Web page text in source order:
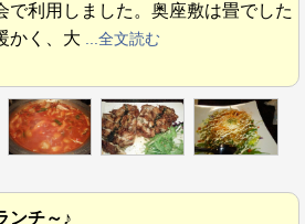
で利用しました。奥座敷は畳でした
かく、大
...全文読む
ンチ～♪